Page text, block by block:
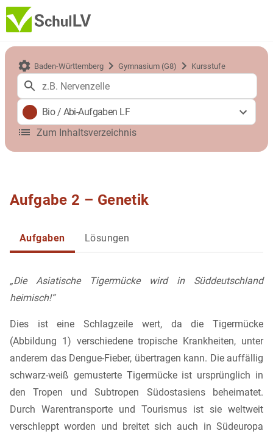
Baden-Württemberg Gymnasium (G8) Kursstufe
Bio/ Abi-Aufgaben LF
Zum Inhaltsverzeichnis
Aufgabe 2 – Genetik
Aufgaben Lösungen
„Die Asiatische Tigermücke wird in Süddeutschland
heimisch!“
Dies ist eine Schlagzeile wert, da die Tigermücke
(Abbildung 1) verschiedene tropische Krankheiten, unter
anderem das Dengue-Fieber, übertragen kann. Die auffällig
schwarz-weiß gemusterte Tigermücke ist ursprünglich in
den Tropen und Subtropen Südostasiens beheimatet.
Durch Warentransporte und Tourismus ist sie weltweit
verschleppt worden und breitet sich auch in Südeuropa